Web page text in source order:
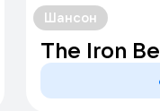
Шансон
The Iron